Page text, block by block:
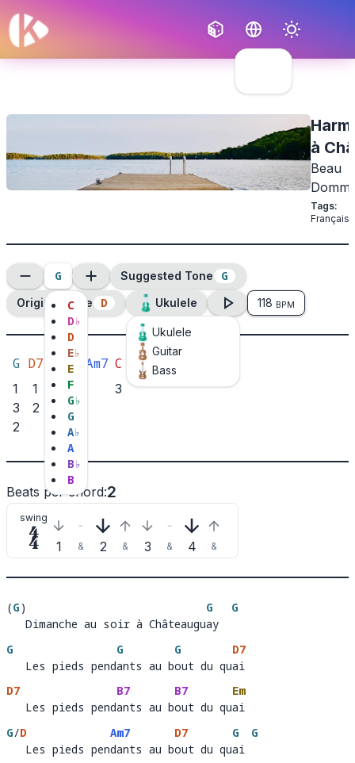
à
Beau
Tags:
Français
G
C
D♭
D
E♭
E
F
G♭
G
A♭
A
B♭
B
Suggested Tone G
Original Tone D Ukulele
Ukulele
Guitar
Bass
118 BPM
G
1
3
2
D7
1
2
B7
3
2
1
Em
3
2
1
Am7 C
3
Bm7
Beats per chord:2
swing
 1 & 2 & 3 & 4 &
(G )
Dimanche au soir à Châteaugu
G
ay
G
   Dimanche au soir à Châteauguay
G
   Les pieds pend
G
ants au b
G
out du qu
D7
ai
   Les pieds pendants au bout du quai
D7
   Les pieds pend
B7
ants au b
B7
out du qu
Em
ai
   Les pieds pendants au bout du quai
G/D
   Les pieds pen
Am7
dants au b
D7
out du qu
G
ai
G
   Les pieds pendants au bout du quai